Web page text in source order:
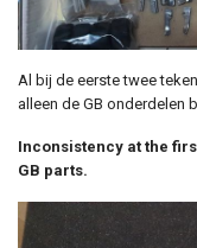
Al bij de eerste twee
alleen de GB onderdelen
Inconsistency at the
GB parts.